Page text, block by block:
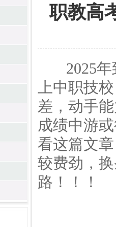
职教高
2025年
上中职技
差，动手
成绩中游
看这篇文
较费劲，
路！！！